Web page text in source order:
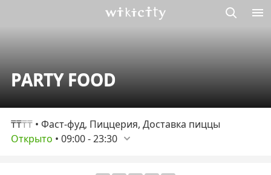
PARTY FOOD
₸₸₸₸ • Фаст-фуд, Пиццерия, Доставка пиццы
Открыто • 09:00-23:30